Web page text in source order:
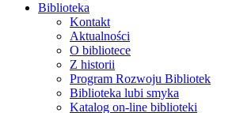
Biblioteka
Kontakt
Aktualności
O bibliotece
Z historii
Program Rozwoju Bibliotek
Biblioteka lubi smyka
Katalog on-line biblioteki